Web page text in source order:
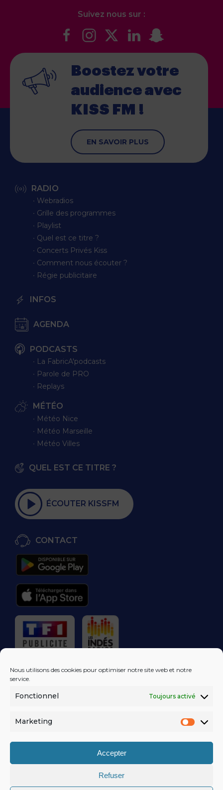
Nous utilisons des cookies pour optimiser notre site web et notre
service.
Fonctionnel Toujours activé
Marketing
Accepter
Refuser
Suivez nous sur :
Boostez votre
audience avec
KISS FM !
EN SAVOIR PLUS
RADIO
∙ Webradios
∙ Grille des programmes
∙ Playlist
∙ Quel est ce titre ?
∙ Concerts Privés Kiss
∙ Comment nous écouter ?
∙ Régie publicitaire
INFOS
AGENDA
PODCASTS
∙ La FabricA'podcasts
∙ Parole de PRO
∙ Replays
MÉTÉO
∙ Météo Nice
∙ Météo Marseille
∙ Météo Villes
QUEL EST CE TITRE ?
ÉCOUTER KISSFM
CONTACT
RÉGIE PUBLICITAIRE
LES EXCLUS
DANS VOTRE